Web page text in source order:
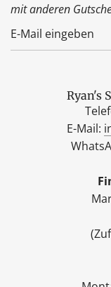
mit anderen
Ryan's
E-Mail: